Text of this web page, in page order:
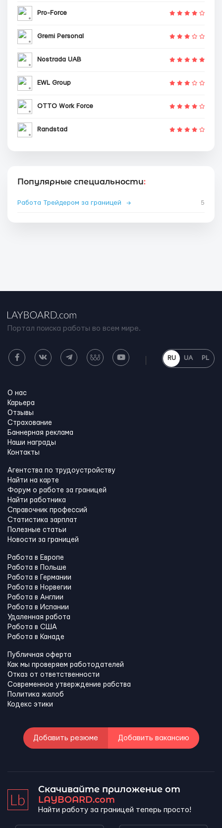
Pro-Force
Gremi Personal
Nostrada UAB
EWL Group
OTTO Work Force
Randstad
Популярные специальности:
Работа Трейдером за границей → 5
Портал поиска работы во всем мире.
RU UA PL
О нас
Карьера
Отзывы
Страхование
Баннерная реклама
Наши награды
Контакты
Агентства по трудоустройству
Найти на карте
Форум о работе за границей
Найти работника
Справочник профессий
Статистика зарплат
Полезные статьи
Новости за границей
Работа в Европе
Работа в Польше
Работа в Германии
Работа в Норвегии
Работа в Англии
Работа в Испании
Удаленная работа
Работа в США
Работа в Канадe
Публичная оферта
Как мы проверяем работодателей
Отказ от ответственности
Современное утверждение рабства
Политика жалоб
Кодекс этики
Добавить резюме Добавить вакансию
Скачивайте приложение от
LAYBOARD.com
Найти работу за границей теперь просто!